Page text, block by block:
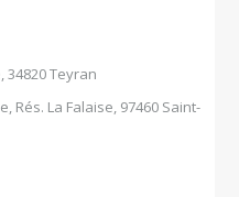
34820 Teyran
Rés. La Falaise, 97460 Saint-